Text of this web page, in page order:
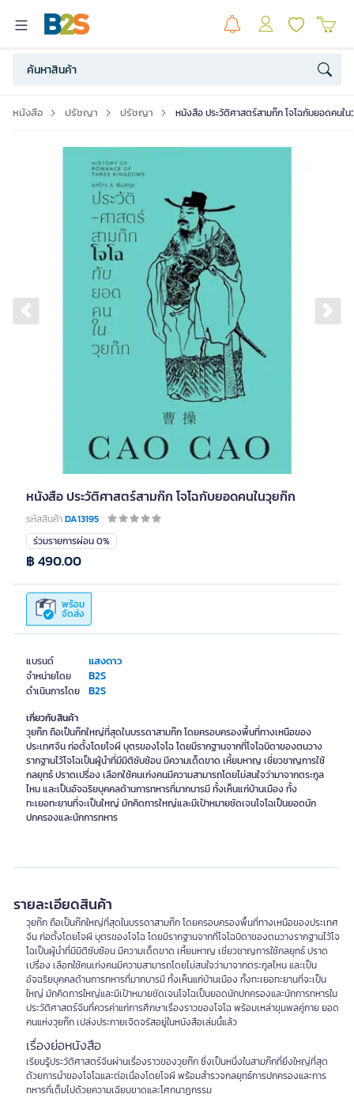
หนังสือ ปรัชญา ปรัชญา หนังสือ ประวัติศาสตร์สามก๊ก โจโฉกับยอดคนใ
Previous slide
หนังสือ ประวัติศาสตร์สามก๊ก โจโฉกับยอดคนในวุยก๊ก
รหัสสินค้าDA13195
แบรนด์ แสงดาว
จำหน่ายโดย B2S
ดำเนินการโดย B2S
ร่วมรายการผ่อน 0%
พร้อม
จัดส่ง
฿ 490.00
เกี่ยวกับสินค้า
วุยก๊ก ถือเป็นก๊กใหญ่ที่สุดในบรรดาสามก๊ก โดยครอบครองพื้นที่ทางเหนือของ
ประเทศจีน ก่อตั้งโดยโจผี บุตรของโจโฉ โดยมีรากฐานจากที่โจโฉบิดาของตนวาง
รากฐานไว้โจโฉเป็นผู้นำที่มีมิติซับซ้อน มีความเด็ดขาด เหี้ยมหาญ เชี่ยวชาญการใช้
กลยุทธ์ ปราดเปรื่อง เลือกใช้คนเก่งคนมีความสามารถโดยไม่สนใจว่ามาจากตระกูล
ไหน และเป็นอัจฉริยบุคคลด้านการทหารที่มากบารมี ทั้งเห็นแก่บ้านเมือง ทั้ง
ทะเยอทะยานที่จะเป็นใหญ่ มักคิดการใหญ่และมีเป้าหมายชัดเจนโจโฉเป็นยอดนัก
ปกครองและนักการทหาร
รายละเอียดสินค้า
วุยก๊ก ถือเป็นก๊กใหญ่ที่สุดในบรรดาสามก๊ก โดยครอบครองพื้นที่ทางเหนือของประเทศ
จีน ก่อตั้งโดยโจผี บุตรของโจโฉ โดยมีรากฐานจากที่โจโฉบิดาของตนวางรากฐานไว้โจ
โฉเป็นผู้นำที่มีมิติซับซ้อน มีความเด็ดขาด เหี้ยมหาญ เชี่ยวชาญการใช้กลยุทธ์ ปราด
เปรื่อง เลือกใช้คนเก่งคนมีความสามารถโดยไม่สนใจว่ามาจากตระกูลไหน และเป็น
อัจฉริยบุคคลด้านการทหารที่มากบารมี ทั้งเห็นแก่บ้านเมือง ทั้งทะเยอทะยานที่จะเป็น
ใหญ่ มักคิดการใหญ่และมีเป้าหมายชัดเจนโจโฉเป็นยอดนักปกครองและนักการทหารใน
ประวัติศาสตร์จีนที่ควรค่าแก่การศึกษาเรื่องราวของโจโฉ พร้อมเหล่าขุนพลคู่กาย ยอด
คนแห่งวุยก๊ก เปล่งประกายเจิดจรัสอยู่ในหนังสือเล่มนี้แล้ว
เรื่องย่อหนังสือ
เรียนรู้ประวัติศาสตร์จีนผ่านเรื่องราวของวุยก๊ก ซึ่งเป็นหนึ่งในสามก๊กที่ยิ่งใหญ่ที่สุด
ด้วยการนำของโจโฉและต่อเนื่องโดยโจผี พร้อมสำรวจกลยุทธ์การปกครองและการ
ทหารที่เต็มไปด้วยความเฉียบขาดและโศกนาฏกรรม